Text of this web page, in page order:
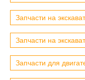
Запчасти на
Запчасти на
Запчасти для